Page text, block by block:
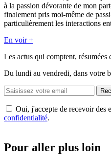
à la passion dévorante de mon
finalement pris moi-même de
particulièrement les interactions
En voir +
Les actus qui comptent, résumées
Du lundi au vendredi, dans votre
Oui, j'accepte de recevoir des
confidentialité.
Pour aller plus loin